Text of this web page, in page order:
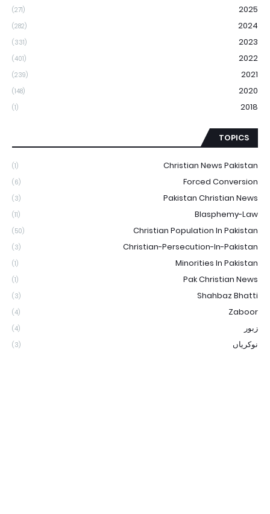
2025
(271)
2024
(282)
2023
(331)
2022
(401)
2021
(239)
2020
(148)
2018
(1)
TOPICS
Christian News Pakistan
(1)
Forced Conversion
(6)
Pakistan Christian News
(3)
Blasphemy-Law
(11)
Christian Population In Pakistan
(50)
Christian-Persecution-In-Pakistan
(3)
Minorities In Pakistan
(1)
Pak Christian News
(1)
Shahbaz Bhatti
(3)
Zaboor
(4)
زبور (4)
نوکریاں (3)